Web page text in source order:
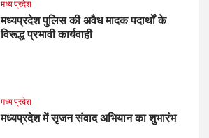
मध्य प्रदेश
मध्यप्रदेश पुलिस की अवैध मादक पदार्थों के
विरूद्ध प्रभावी कार्यवाही
मध्य प्रदेश
मध्यप्रदेश में सृजन संवाद अभियान का शुभारंभ